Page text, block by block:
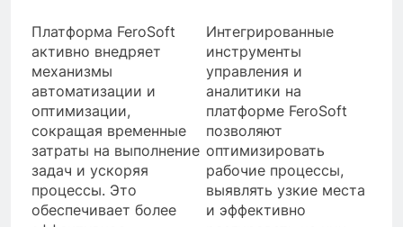
Платформа FeroSoft
активно внедряет
механизмы
автоматизации и
оптимизации,
сокращая временные
затраты на выполнение
задач и ускоряя
процессы. Это
обеспечивает более
Интегрированные
инструменты
управления и
аналитики на
платформе FeroSoft
позволяют
оптимизировать
рабочие процессы,
выявлять узкие места
и эффективно